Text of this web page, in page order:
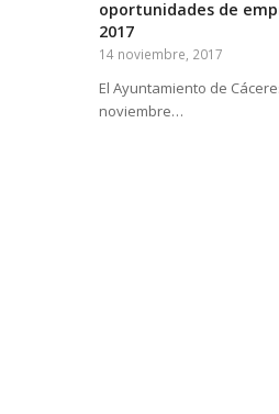
oportunidades de
2017
14 noviembre, 2017
El Ayuntamiento de
noviembre…